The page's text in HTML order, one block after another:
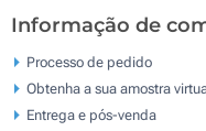
Informação de
Processo de pedido
Obtenha a sua amostra
Entrega e pós-venda